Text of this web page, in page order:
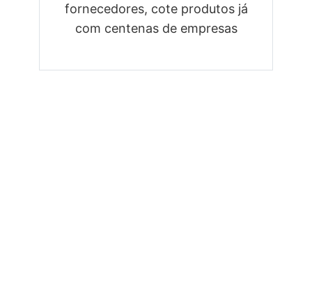
fornecedores, cote produtos já
com centenas de empresas